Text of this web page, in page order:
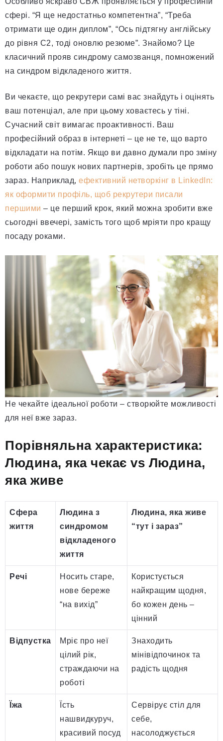
сфері. “Я ще недостатньо компетентна”, “Треба
отримати ще один диплом”, “Ось підтягну англійську
до рівня C2, тоді оновлю резюме”. Знайомо? Це
класичний прояв синдрому самозванця, помножений
на синдром відкладеного життя.
Ви чекаєте, що рекрутери самі вас знайдуть і оцінять
ваш потенціал, але при цьому ховаєтесь у тіні.
Сучасний світ вимагає проактивності. Ваш
професійний образ в інтернеті – це не те, що варто
відкладати на потім. Якщо ви давно думали про зміну
роботи або пошук нових партнерів, зробіть це прямо
зараз. Наприклад, ефективний нетворкінг в LinkedIn:
як оформити профіль, щоб рекрутери писали
першими – це перший крок, який можна зробити вже
сьогодні ввечері, замість того щоб мріяти про кращу
посаду роками.
Не чекайте ідеальної роботи – створюйте можливості
для неї вже зараз.
Порівняльна характеристика:
Людина, яка чекає vs Людина,
яка живе
Сфера
життя
Людина з
синдромом
відкладеного
життя
Людина, яка живе
“тут і зараз”
Речі
Носить старе,
нове береже
“на вихід”
Користується
найкращим щодня,
бо кожен день –
цінний
Відпустка
Мріє про неї
цілий рік,
страждаючи на
роботі
Знаходить
мінівідпочинок та
радість щодня
Їжа
Їсть
нашвидкуруч,
красивий посуд
Сервірує стіл для
себе,
насолоджується